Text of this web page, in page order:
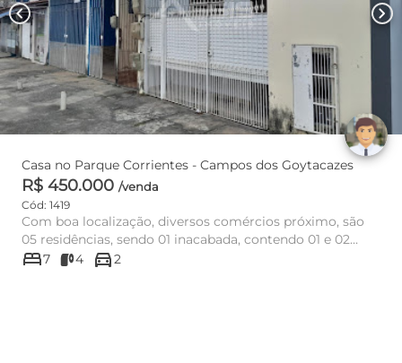
chevron_left chevron_right
Casa no Parque Corrientes - Campos dos Goytacazes
R$ 450.000 /venda
Cód: 1419
Com boa localização, diversos comércios próximo, são
05 residências, sendo 01 inacabada, contendo 01 e 02
quartos cada i...
bed7 4 directions_car2